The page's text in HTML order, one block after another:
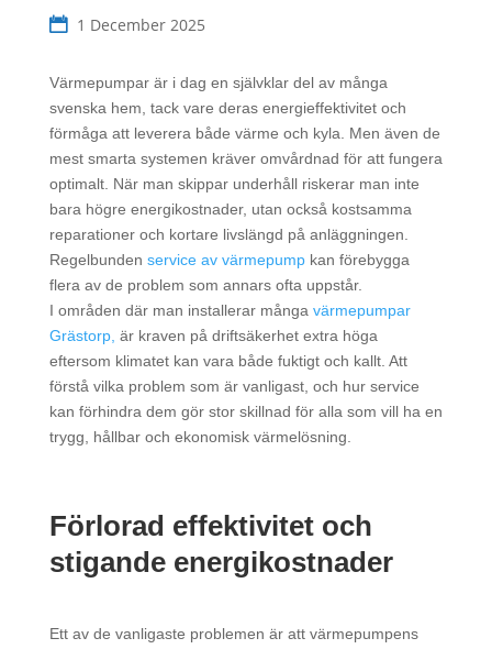
1 December 2025
Värmepumpar är i dag en självklar del av många
svenska hem, tack vare deras energieffektivitet och
förmåga att leverera både värme och kyla. Men även de
mest smarta systemen kräver omvårdnad för att fungera
optimalt. När man skippar underhåll riskerar man inte
bara högre energikostnader, utan också kostsamma
reparationer och kortare livslängd på anläggningen.
Regelbunden service av värmepump kan förebygga
flera av de problem som annars ofta uppstår.
I områden där man installerar många värmepumpar
Grästorp, är kraven på driftsäkerhet extra höga
eftersom klimatet kan vara både fuktigt och kallt. Att
förstå vilka problem som är vanligast, och hur service
kan förhindra dem gör stor skillnad för alla som vill ha en
trygg, hållbar och ekonomisk värmelösning.
Förlorad effektivitet och
stigande energikostnader
Ett av de vanligaste problemen är att värmepumpens